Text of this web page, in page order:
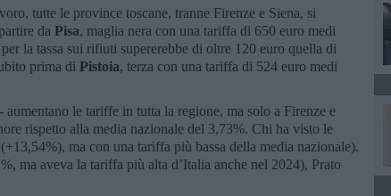
tutte le province toscane, tranne Firenze e Siena, si
da Pisa, maglia nera con una tariffa di 650 euro medi
la tassa sui rifiuti supererebbe di oltre 120 euro quella di
prima di Pistoia, terza con una tariffa di 524 euro medi
le tariffe in tutta la regione, ma solo a Firenze e
rispetto alla media nazionale del 3,73%. Chi ha visto le
ma con una tariffa più bassa della media nazionale).
ma aveva la tariffa più alta d’Italia anche nel 2024), Prato